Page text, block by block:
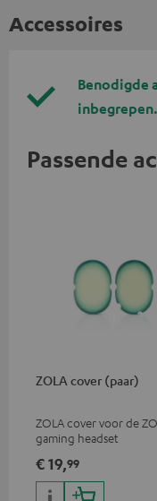
Accessoires
Benodigde
inbegrepen.
Passende
ZOLA cover (paar)
ZOLA cover voor de
gaming headset
€ 19,99